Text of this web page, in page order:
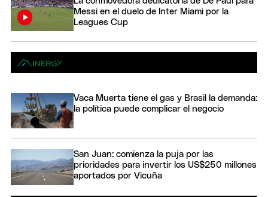
Messi en el duelo de Inter Miami por la
Leagues Cup
Vaca Muerta tiene el gas y Brasil la demanda:
la política puede complicar el negocio
San Juan: comienza la puja por las
prioridades para invertir los US$250 millones
aportados por Vicuña